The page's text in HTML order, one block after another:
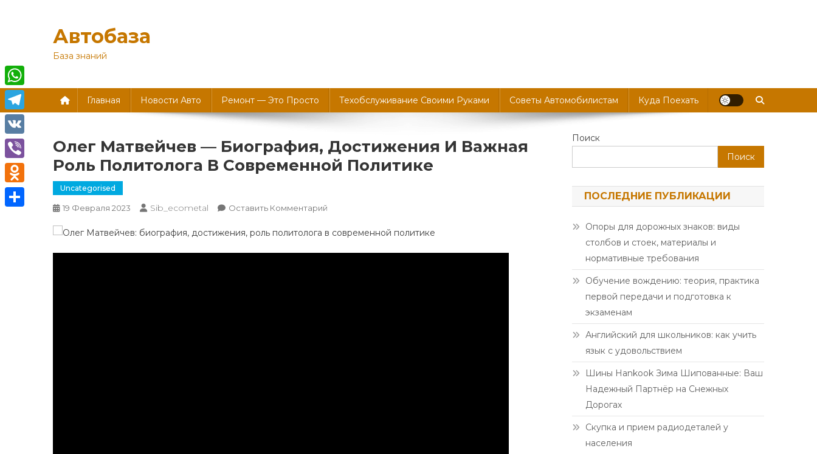
содержимомуАвтобаза
База знаний
Главная Новости Авто Ремонт — Это Просто Техобслуживание Своими Руками Советы Автомобилистам Куда Поехать
Олег Матвейчев — Биография, Достижения И Важная
Роль Политолога В Современной Политике
Uncategorised
19 Февраля 2023 Sib_ecometal Оставить Комментарий
Матвейчев
Поиск
Поиск
ПОСЛЕДНИЕ ПУБЛИКАЦИИ
Опоры для дорожных знаков: виды
столбов и стоек, материалы и
нормативные требования
Обучение вождению: теория, практика
первой передачи и подготовка к
экзаменам
Английский для школьников: как учить
язык с удовольствием
Шины Hankook Зима Шипованные: Ваш
Надежный Партнёр на Снежных
Дорогах
Скупка и прием радиодеталей у
населения
WhatsApp
Telegram
VK
Viber
Odnoklassniki